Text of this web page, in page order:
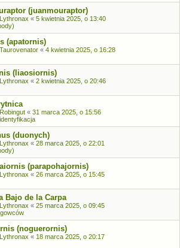
(juanmouraptor)
Lythronax « 5 kwietnia 2025, o 13:40
(apatornis)
Taurovenator « 4 kwietnia 2025, o 16:28
(liaosiornis)
Lythronax « 2 kwietnia 2025, o 20:46
Robingut « 31 marca 2025, o 15:56
(duonych)
Lythronax « 28 marca 2025, o 22:01
(parapohajornis)
Lythronax « 26 marca 2025, o 15:45
Bajo de la Carpa
Lythronax « 25 marca 2025, o 09:45
(noguerornis)
Lythronax « 18 marca 2025, o 20:17